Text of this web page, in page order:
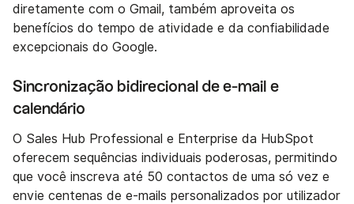
diretamente com o Gmail, também aproveita os
benefícios do tempo de atividade e da confiabilidade
excepcionais do Google.
Sincronização bidirecional de e-mail e
calendário
O Sales Hub Professional e Enterprise da HubSpot
oferecem sequências individuais poderosas, permitindo
que você inscreva até 50 contactos de uma só vez e
envie centenas de e-mails personalizados por utilizador